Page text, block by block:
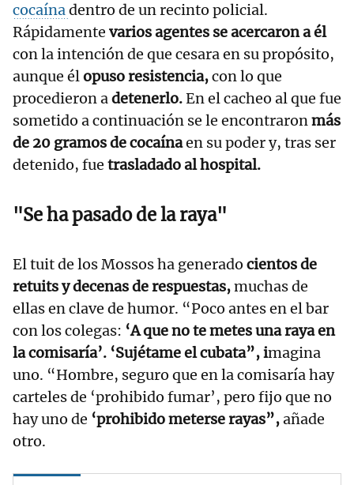
cocaínadentro de un recinto policial.
Rápidamente varios agentes se acercaron a él
con la intención de que cesara en su propósito,
aunque élopuso resistencia,con lo que
procedieron adetenerlo.En el cacheo al que fue
sometido a continuación se le encontraronmás
de 20 gramos de cocaínaen su poder y, tras ser
detenido, fue trasladado al hospital.
"Se ha pasado de la raya"
El tuit de los Mossos ha generado cientos de
retuits y decenas de respuestas,muchas de
ellas en clave de humor. “Poco antes en el bar
con los colegas: ‘A que no te metes una raya en
la comisaría’. ‘Sujétame el cubata”, imagina
uno. “Hombre, seguro que en la comisaría hay
carteles de ‘prohibido fumar’, pero fijo que no
hay uno de ‘prohibido meterse rayas”,añade
otro.